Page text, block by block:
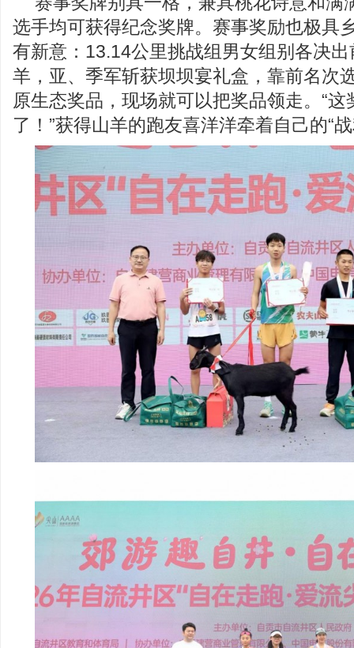
选手均可获得纪念奖牌。赛事奖励也极具
有新意：13.14公里挑战组男女组别各决
羊，亚、季军斩获坝坝宴礼盒，靠前名次
原生态奖品，现场就可以把奖品领走。“这
了！”获得山羊的跑友喜洋洋牵着自己的“